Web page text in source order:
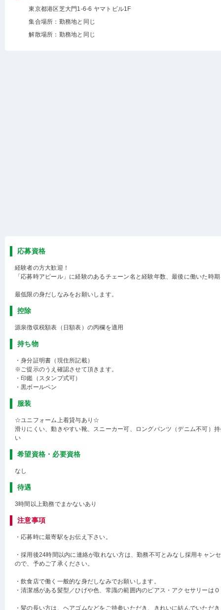
東京都港区芝大門1-6-6 ヤマトビル1F
集合場所：勤務地と同じ
解散場所：勤務地と同じ
応募資格
経験者の方大歓迎！
「応募時アピール」に経験のあるチェーン名と経験年数、最後に働いた時
最低限の身だしなみをお願いします。
控除
源泉徴収税額表（日額表）の丙欄を適用
持ち物
・身分証明書（現住所記載）
※ご提示のうえ確認させて頂きます。
・印鑑（スタンプ式可）
・黒ボールペン
服装
☆ユニフォーム上着貸与あり☆
滑りにくい、動きやすい靴、スニーカー可、ロングパンツ（デニム不可）
い
希望資格・必要資格
なし
待遇
3時間以上勤務でまかないあり
注意事項
・応募時に最寄駅をお伝え下さい。
・採用後24時間以内に連絡が取れない方は、勤務不可とみなし採用キャン
ので、予めご了承ください。
・飲食店で働く一般的な身だしなみでお願いします。
・清潔感がある髪型／ひげや色、常識の範囲内のピアス・アクセサリーは
・髪の長い方は、ヘアゴムなどをご持参いただき、きれいに結んでいただ